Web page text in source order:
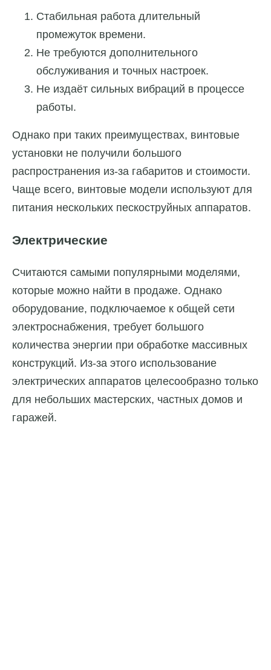
Стабильная работа длительный
промежуток времени.
Не требуются дополнительного
обслуживания и точных настроек.
Не издаёт сильных вибраций в процессе
работы.
Однако при таких преимуществах, винтовые
установки не получили большого
распространения из-за габаритов и стоимости.
Чаще всего, винтовые модели используют для
питания нескольких пескоструйных аппаратов.
Электрические
Считаются самыми популярными моделями,
которые можно найти в продаже. Однако
оборудование, подключаемое к общей сети
электроснабжения, требует большого
количества энергии при обработке массивных
конструкций. Из-за этого использование
электрических аппаратов целесообразно только
для небольших мастерских, частных домов и
гаражей.